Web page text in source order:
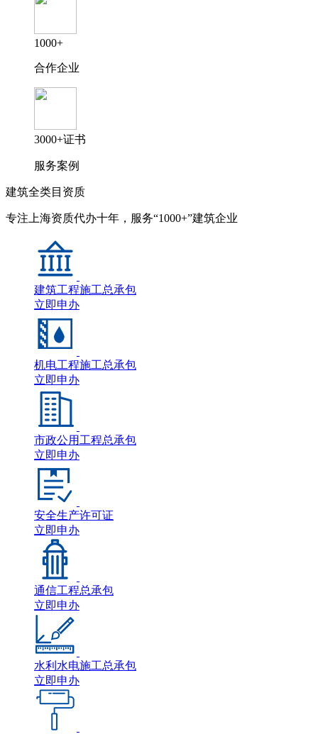
1000+
合作企业
3000+证书
服务案例
建筑全类目资质
专注上海资质代办十年，服务“1000+”建筑企业
建筑工程施工总承包
立即申办
机电工程施工总承包
立即申办
市政公用工程总承包
立即申办
安全生产许可证
立即申办
通信工程总承包
立即申办
水利水电施工总承包
立即申办